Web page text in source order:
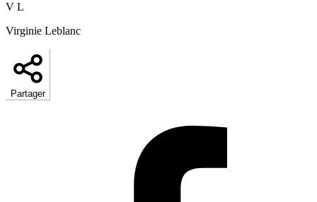
V L
Virginie Leblanc
Partager